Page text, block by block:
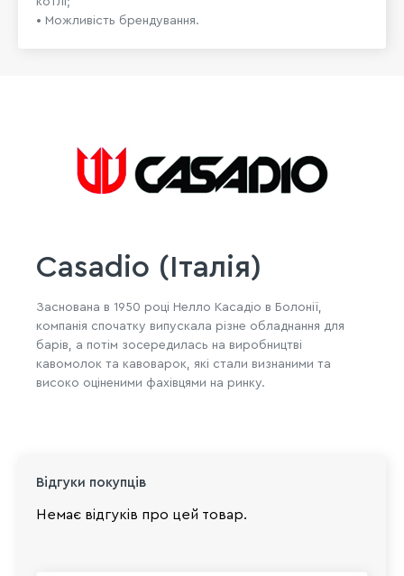
• Можливість брендування.
Casadio (Італія)
Заснована в 1950 році Нелло Касадіо в Болонії,
компанія спочатку випускала різне обладнання для
барів, а потім зосередилась на виробництві
кавомолок та кавоварок, які стали визнаними та
високо оціненими фахівцями на ринку.
Відгуки покупців
Немає відгуків про цей товар.